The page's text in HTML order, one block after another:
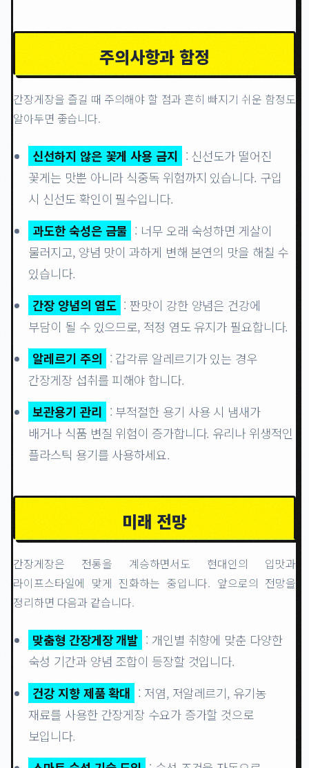
주의사항과 함정
간장게장을 즐길 때 주의해야 할 점과 흔히 빠지기 쉬운 함정도
알아두면 좋습니다.
신선하지 않은 꽃게 사용 금지 : 신선도가 떨어진
꽃게는 맛뿐 아니라 식중독 위험까지 있습니다. 구입
시 신선도 확인이 필수입니다.
과도한 숙성은 금물 : 너무 오래 숙성하면 게살이
물러지고, 양념 맛이 과하게 변해 본연의 맛을 해칠 수
있습니다.
간장 양념의 염도 : 짠맛이 강한 양념은 건강에
부담이 될 수 있으므로, 적정 염도 유지가 필요합니다.
알레르기 주의 : 갑각류 알레르기가 있는 경우
간장게장 섭취를 피해야 합니다.
보관용기 관리 : 부적절한 용기 사용 시 냄새가
배거나 식품 변질 위험이 증가합니다. 유리나 위생적인
플라스틱 용기를 사용하세요.
미래 전망
간장게장은 전통을 계승하면서도 현대인의 입맛과
라이프스타일에 맞게 진화하는 중입니다. 앞으로의 전망을
정리하면 다음과 같습니다.
맞춤형 간장게장 개발 : 개인별 취향에 맞춘 다양한
숙성 기간과 양념 조합이 등장할 것입니다.
건강 지향 제품 확대 : 저염, 저알레르기, 유기농
재료를 사용한 간장게장 수요가 증가할 것으로
보입니다.